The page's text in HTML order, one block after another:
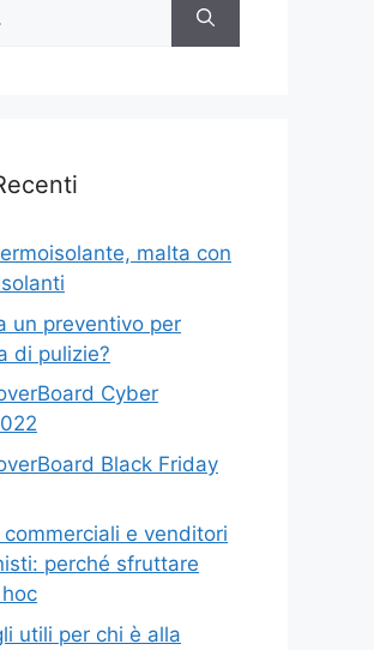
malta con
un preventivo per
di pulizie?
Cyber
Black Friday
commerciali e venditori
perché sfruttare
utili per chi è alla